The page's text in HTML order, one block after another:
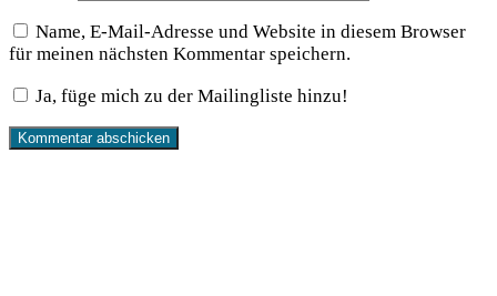
Name, E-Mail-Adresse und Website in diesem Browser
für meinen nächsten Kommentar speichern.
Ja, füge mich zu der Mailingliste hinzu!